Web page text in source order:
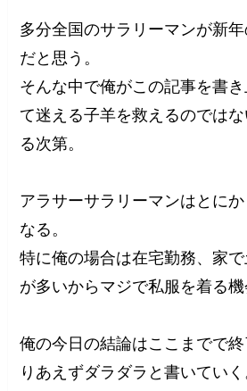
多分全国のサラリーマンが新
だと思う。
そんな中で俺がこの記事を書
て迷える子羊を救えるのでは
る次第。
アラサーサラリーマンはとに
なる。
特に俺の場合は在宅勤務、家
が多いからマジで私服を着る機
俺の今日の結論はここまでで
りあえずダラダラと書いていく